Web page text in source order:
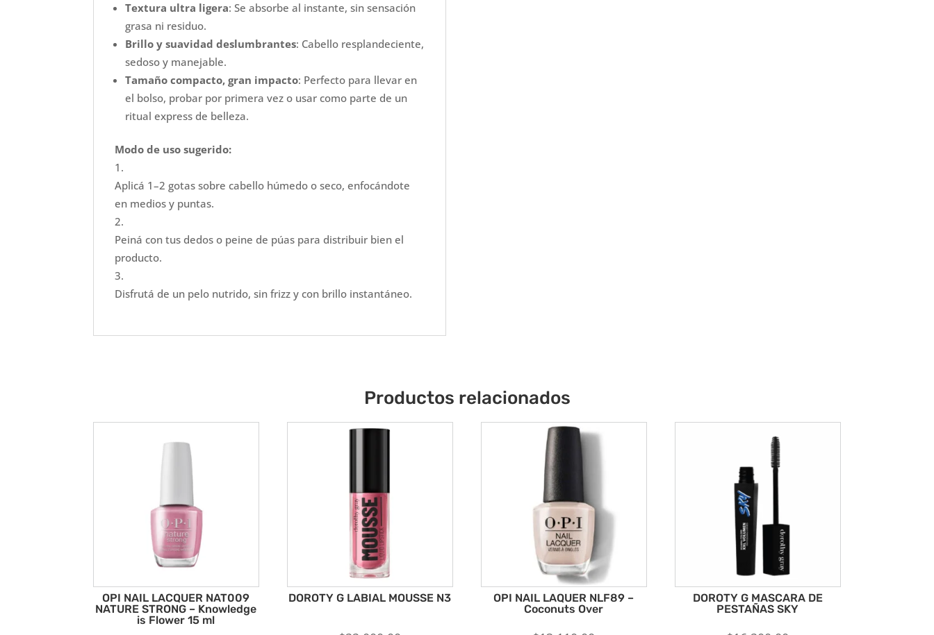
Textura ultra ligera: Se absorbe al instante, sin sensación
grasa ni residuo.
Brillo y suavidad deslumbrantes: Cabello resplandeciente,
sedoso y manejable.
Tamaño compacto, gran impacto: Perfecto para llevar en
el bolso, probar por primera vez o usar como parte de un
ritual express de belleza.
Modo de uso sugerido:
Aplicá 1–2 gotas sobre cabello húmedo o seco, enfocándote
en medios y puntas.
Peiná con tus dedos o peine de púas para distribuir bien el
producto.
Disfrutá de un pelo nutrido, sin frizz y con brillo instantáneo.
Productos relacionados
OPI NAIL LACQUER NAT009
NATURE STRONG – Knowledge
is Flower 15 ml
DOROTY G LABIAL MOUSSE N3
OPI NAIL LAQUER NLF89 –
Coconuts Over
DOROTY G MASCARA DE
PESTAÑAS SKY